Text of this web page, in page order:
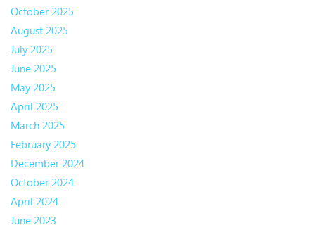
October 2025
August 2025
July 2025
June 2025
May 2025
April 2025
March 2025
February 2025
December 2024
October 2024
April 2024
June 2023